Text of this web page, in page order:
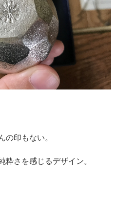
の印もない。
粋さを感じるデザイン。